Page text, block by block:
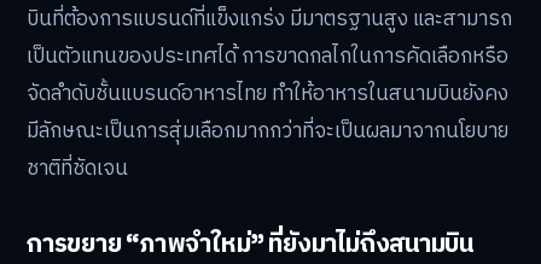
บินที่ต้องการแบรนด์ที่แข็งแกร่ง มีมาตรฐานสูง และสามารถ
เป็นตัวแทนของประเทศได้ การขาดกลไกในการคัดเลือกหรือ
จัดลำดับชั้นแบรนด์อาหารไทย ทำให้อาหารในสนามบินยังคง
มีลักษณะเป็นการสุ่มเลือกมากกว่าที่จะเป็นผลมาจากนโยบาย
ชาติที่ชัดเจน
การขยาย “ภาพจำใหม่” ที่ยังมาไม่ถึงสนามบิน